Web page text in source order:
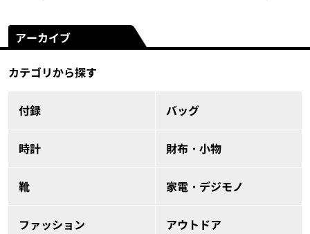
アーカイブ
カテゴリから探す
付録 バッグ
時計 財布・小物
靴 家電・デジモノ
ファッション アウトドア